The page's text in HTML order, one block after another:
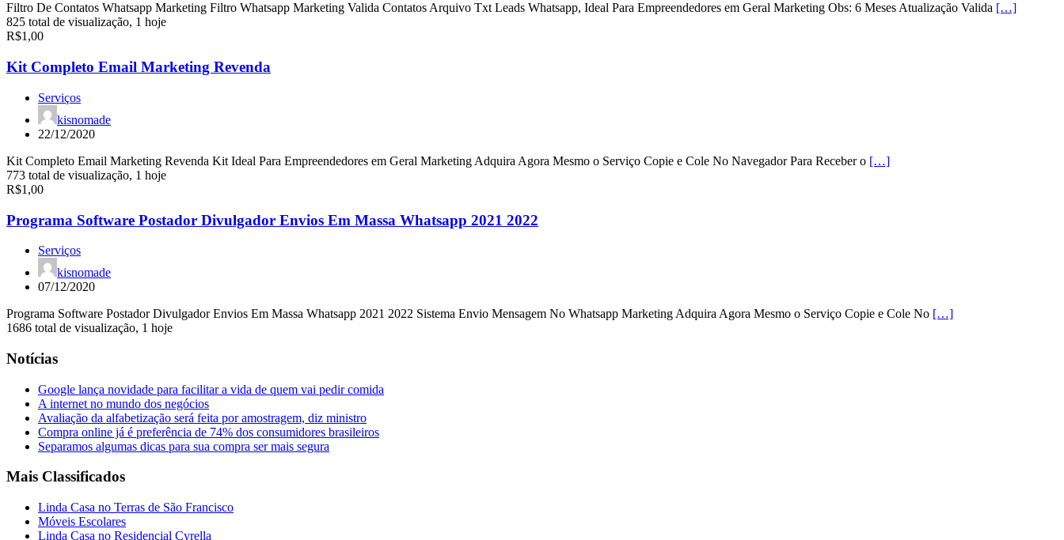
Filtro De Contatos Whatsapp Marketing Filtro Whatsapp Marketing Valida Contatos Arquivo Txt Leads Whatsapp, Ideal Para Empreendedores em Geral Marketing Obs: 6 Meses Atualização Valida […]
825 total de visualização, 1 hoje
R$1,00
Kit Completo Email Marketing Revenda
Serviços
kisnomade
22/12/2020
Kit Completo Email Marketing Revenda Kit Ideal Para Empreendedores em Geral Marketing Adquira Agora Mesmo o Serviço Copie e Cole No Navegador Para Receber o […]
773 total de visualização, 1 hoje
R$1,00
Programa Software Postador Divulgador Envios Em Massa Whatsapp 2021 2022
Serviços
kisnomade
07/12/2020
Programa Software Postador Divulgador Envios Em Massa Whatsapp 2021 2022 Sistema Envio Mensagem No Whatsapp Marketing Adquira Agora Mesmo o Serviço Copie e Cole No […]
1686 total de visualização, 1 hoje
Notícias
Google lança novidade para facilitar a vida de quem vai pedir comida
A internet no mundo dos negócios
Avaliação da alfabetização será feita por amostragem, diz ministro
Compra online já é preferência de 74% dos consumidores brasileiros
Separamos algumas dicas para sua compra ser mais segura
Mais Classificados
Linda Casa no Terras de São Francisco
Móveis Escolares
Linda Casa no Residencial Cyrella